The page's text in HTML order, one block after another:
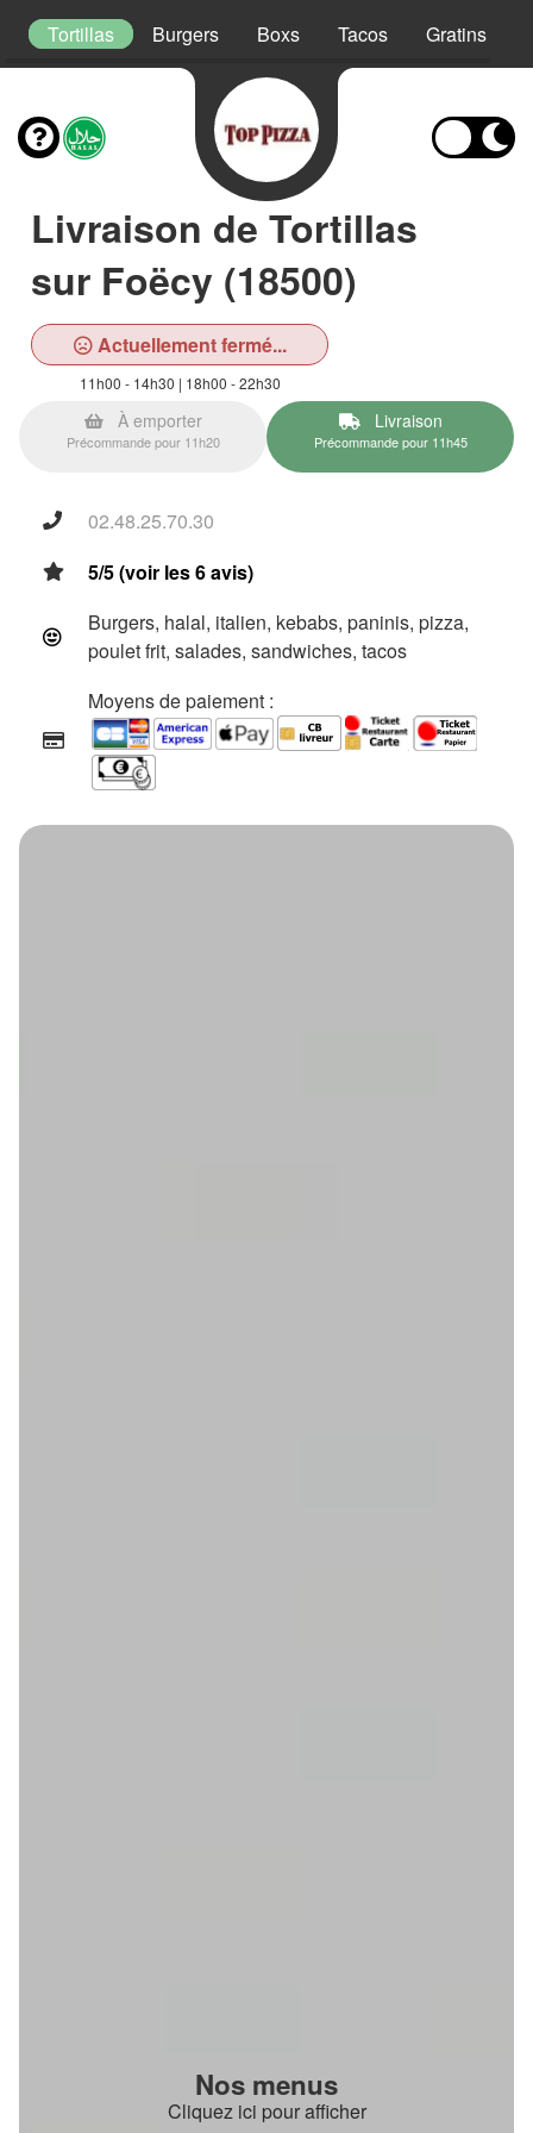
Tortillas Burgers Boxs Tacos Gratins
Livraison de Tortillas
sur Foëcy (18500)
Actuellement fermé...
11h00 - 14h30 | 18h00 - 22h30
À emporter
Précommande pour 11h20
Livraison
Précommande pour 11h45
02.48.25.70.30
5/5 (voir les 6 avis)
Burgers, halal, italien, kebabs, paninis, pizza,
poulet frit, salades, sandwiches, tacos
Moyens de paiement :
Nos menus
Cliquez ici pour afficher